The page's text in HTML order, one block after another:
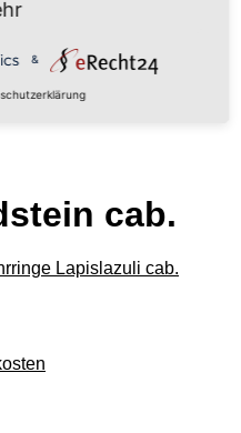
cab.
Lapislazuli cab.
&